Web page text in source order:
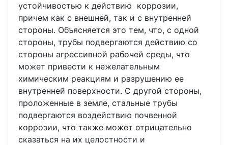
устойчивостью к действию коррозии,
причем как с внешней, так и с внутренней
стороны. Объясняется это тем, что, с одной
стороны, трубы подвергаются действию со
стороны агрессивной рабочей среды, что
может привести к нежелательным
химическим реакциям и разрушению ее
внутренней поверхности. С другой стороны,
проложенные в земле, стальные трубы
подвергаются воздействию почвенной
коррозии, что также может отрицательно
сказаться на их целостности и